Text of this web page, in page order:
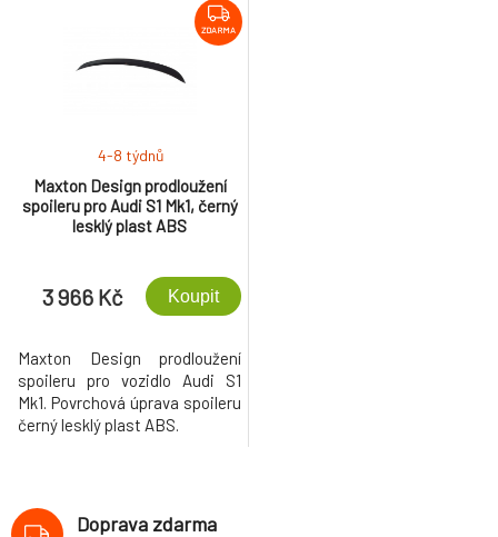
ZDARMA
Maxton Design prodloužení
spoileru pro Audi S1 Mk1, černý
lesklý plast ABS
4-8 týdnů
3 966 Kč Koupit
Maxton Design prodloužení
spoileru pro vozidlo Audi S1
Mk1. Povrchová úprava spoileru
černý lesklý plast ABS.
Doprava zdarma